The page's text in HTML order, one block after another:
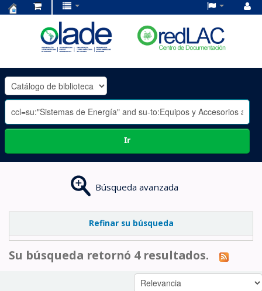
OLADE
-
Ir
Búsqueda avanzada
Refinar su búsqueda
Su búsqueda retornó 4 resultados.